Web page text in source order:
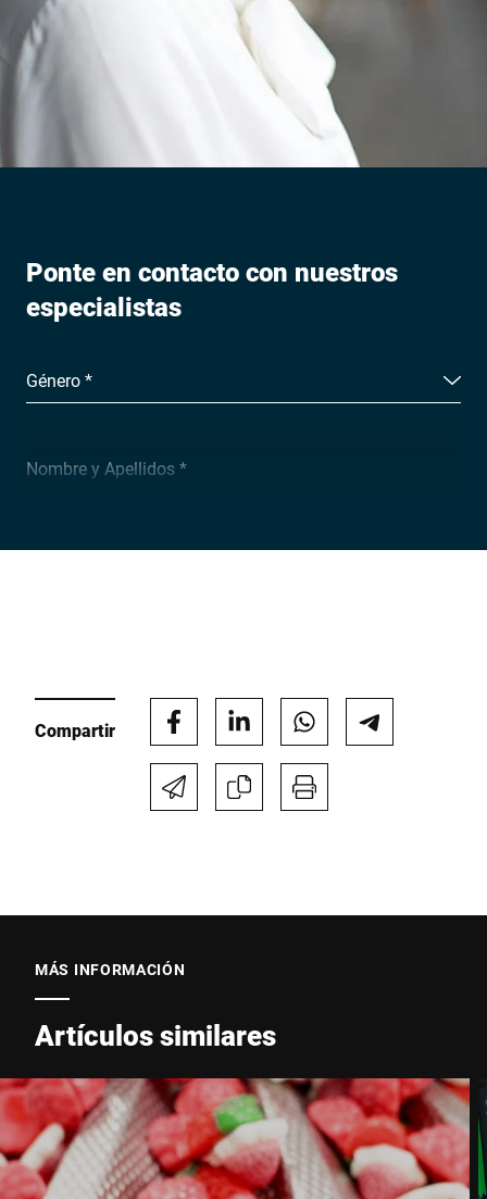
Ponte en contacto con nuestros
especialistas
Género *
Nombre y Apellidos *
Empresa *
Teléfono *
Ciudad *
Escríbenos tu mensaje *
Compartir
MÁS INFORMACIÓN
Artículos similares